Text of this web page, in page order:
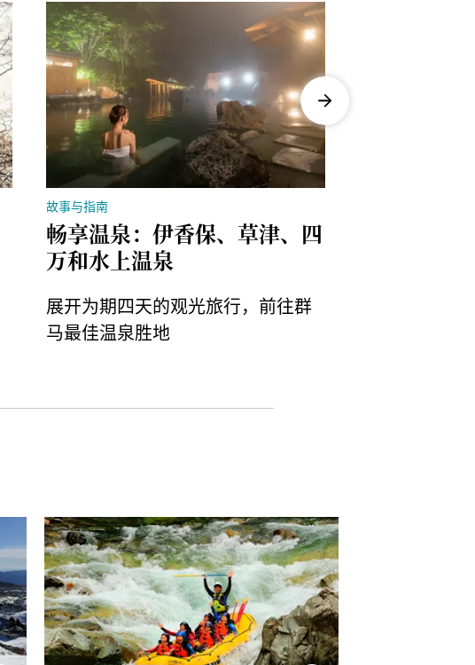
故事与指南
畅享温泉：伊香保、草津、四
万和水上温泉
展开为期四天的观光旅行，前往群
马最佳温泉胜地